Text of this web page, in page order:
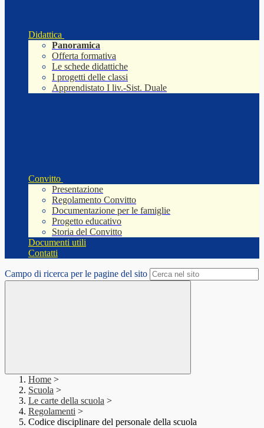
Didattica
Panoramica
Offerta formativa
Le schede didattiche
I progetti delle classi
Apprendistato I liv.-Sist. Duale
Convitto
Presentazione
Regolamento Convitto
Documentazione per le famiglie
Progetto educativo
Storia del Convitto
Documenti utili
Contatti
Campo di ricerca per le pagine del sito
Home >
Scuola >
Le carte della scuola >
Regolamenti >
Codice disciplinare del personale della scuola